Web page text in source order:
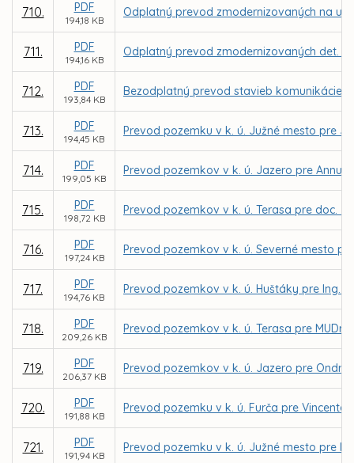
710. PDF
194,18 KB
Odplatný prevod zmodernizovaných na ul.
711. PDF
194,16 KB
Odplatný prevod zmodernizovaných det.
712. PDF
193,84 KB
Bezodplatný prevod stavieb komunikácie,
713. PDF
194,45 KB
Prevod pozemku v k. ú. Južné mesto pre
714. PDF
199,05 KB
Prevod pozemkov v k. ú. Jazero pre Annu
715. PDF
198,72 KB
Prevod pozemkov v k. ú. Terasa pre doc.
716. PDF
197,24 KB
Prevod pozemkov v k. ú. Severné mesto
717. PDF
194,76 KB
Prevod pozemkov v k. ú. Huštáky pre Ing.
718. PDF
209,26 KB
Prevod pozemkov v k. ú. Terasa pre MUDr.
719. PDF
206,37 KB
Prevod pozemkov v k. ú. Jazero pre
720. PDF
191,88 KB
Prevod pozemku v k. ú. Furča pre Vincenta
721. PDF
191,94 KB
Prevod pozemku v k. ú. Južné mesto pre